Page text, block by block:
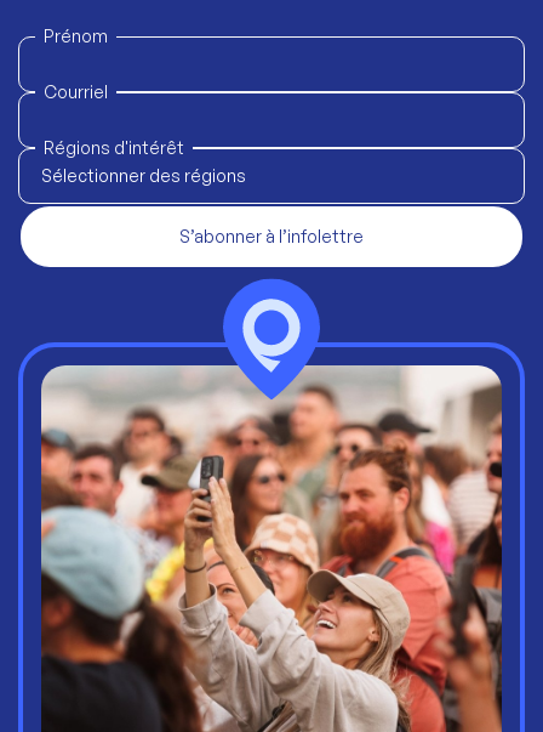
Prénom
Courriel
Régions d'intérêt
Sélectionner des régions
S’abonner à l’infolettre